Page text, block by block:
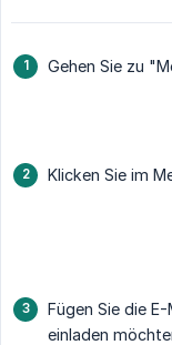
Gehen Sie zu
Klicken Sie im
Fügen Sie die
einladen